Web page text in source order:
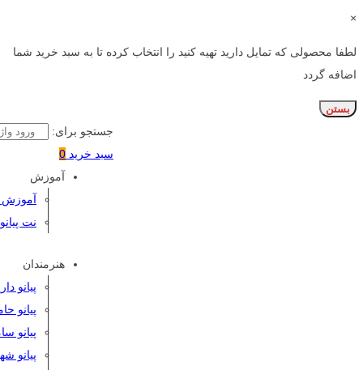
×
لطفا محصولی که تمایل دارید تهیه کنید را انتخاب کرده تا به سبد خرید شما
اضافه گردد
بستن
جستجو برای:
سبد خرید 0
آموزش
آموزش
نت پیانو
هنرمندان
پیانو
پیانو
پیانو
پیانو